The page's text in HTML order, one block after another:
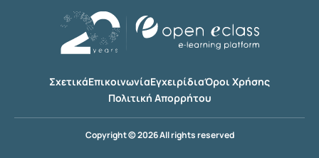
ΣχετικάΕπικοινωνίαΕγχειρίδιαΌροι Χρήσης
Πολιτική Απορρήτου
Copyright © 2026 All rights reserved